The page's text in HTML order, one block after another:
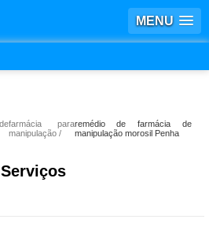
MENU
farmácia para
manipulação
remédio de farmácia de
manipulação morosil Penha
Serviços